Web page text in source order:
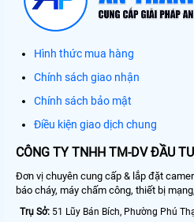
Hình thức mua hàng
Chính sách giao nhận
Chính sách bảo mật
Điều kiện giao dịch chung
CÔNG TY TNHH TM-DV ĐẦU
Đơn vị chuyên cung cấp & lắp đặt
báo cháy, máy chấm công, thiết bị
Trụ Sở: 51 Lũy Bán Bích, Phường Phú